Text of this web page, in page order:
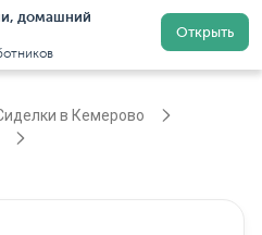
домашний
Открыть
Регистрация
в Кемерово